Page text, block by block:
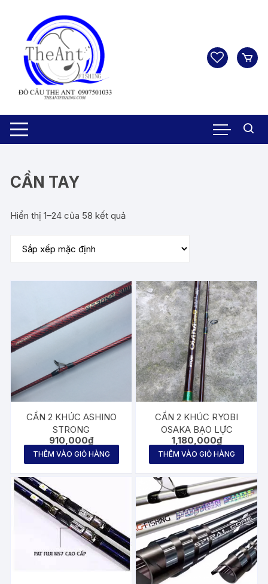
CẦN TAY
Hiển thị 1–24 của 58 kết quả
CẦN 2 KHÚC ASHINO
STRONG
910,000₫
THÊM VÀO GIỎ HÀNG
CẦN 2 KHÚC RYOBI
OSAKA BẠO LỰC
1,180,000₫
THÊM VÀO GIỎ HÀNG